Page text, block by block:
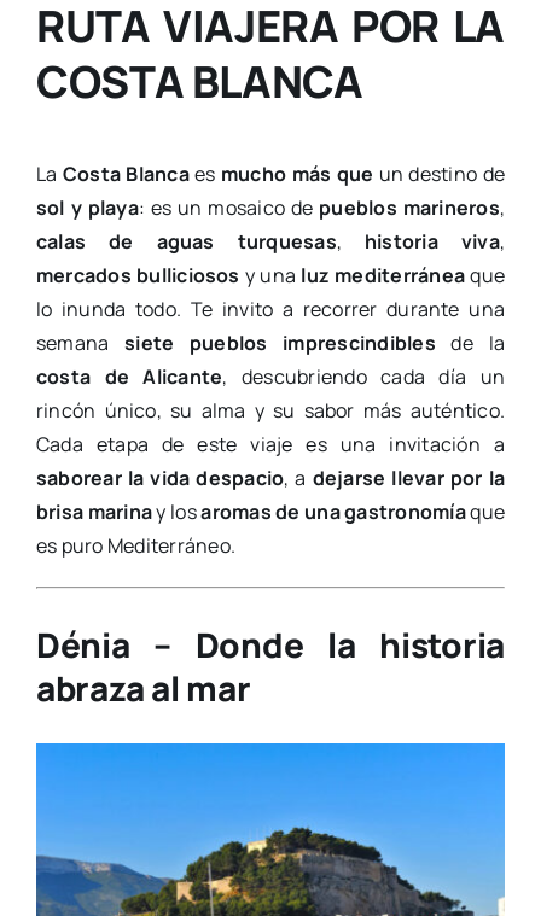
RUTA VIAJERA POR LA
COSTA BLANCA
La Costa Blancaes mucho más que un destino de
sol y playa: es un mosaico de pueblos marineros,
calas de aguas turquesas, historia viva,
mercados bulliciosos y una luz mediterráneaque
lo inunda todo. Te invito a recorrer durante una
semanasiete pueblos imprescindibles de la
costa de Alicante, descubriendo cada día un
rincón único, su alma y su sabor más auténtico.
Cada etapa de este viaje es una invitación a
saborear la vida despacio, a dejarse llevar por la
brisa marinay losaromas de una gastronomíaque
es puro Mediterráneo.
Dénia – Donde la historia
abraza al mar